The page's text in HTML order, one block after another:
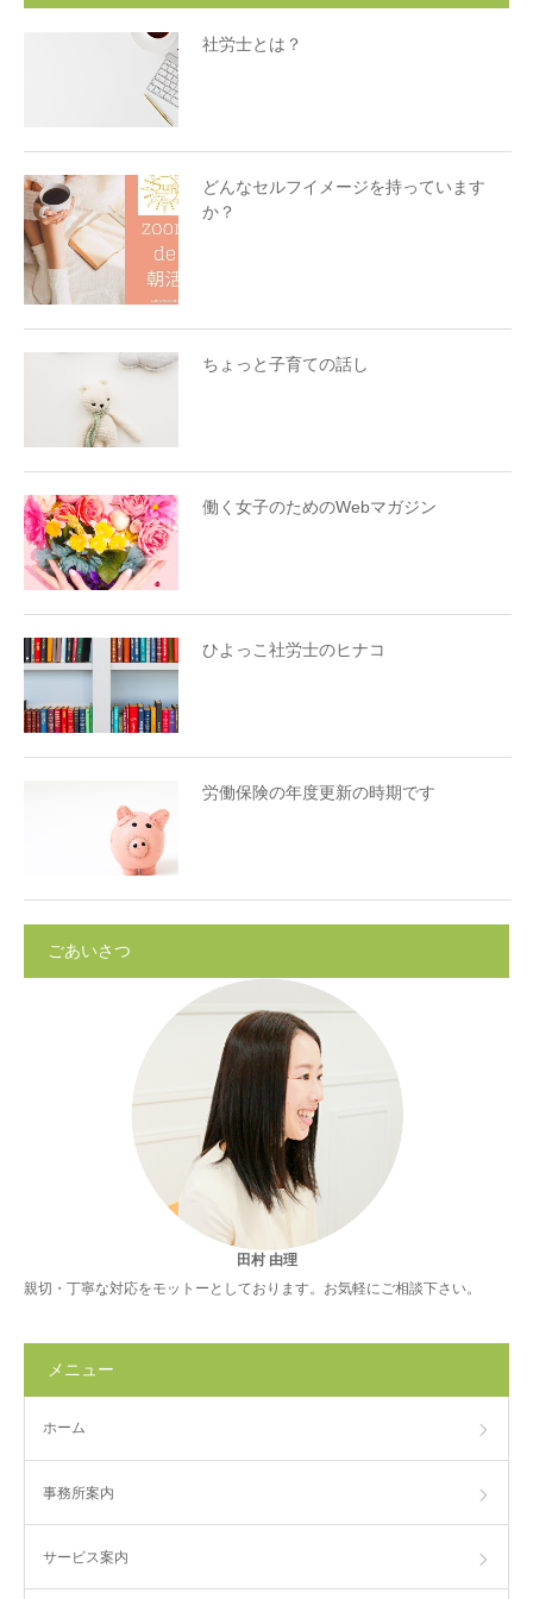
社労士とは？
どんなセルフイメージを持っています
か？
ちょっと子育ての話し
働く女子のためのWebマガジン
ひよっこ社労士のヒナコ
労働保険の年度更新の時期です
ごあいさつ
田村 由理
親切・丁寧な対応をモットーとしております。お気軽にご相談下さい。
メニュー
ホーム
事務所案内
サービス案内